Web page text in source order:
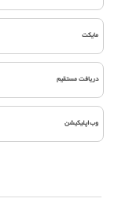
مایکت
دریافت مستقیم
وب‌اپلیکیشن